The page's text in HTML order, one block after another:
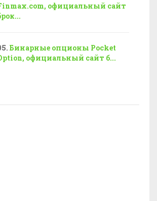
официальный сайт
Бинарные опционы Pocket
официальный сайт б...